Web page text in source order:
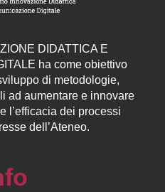
DIDATTICA E
ha come obiettivo
di metodologie,
ad aumentare e innovare
l’efficacia dei processi
dell’Ateneo.